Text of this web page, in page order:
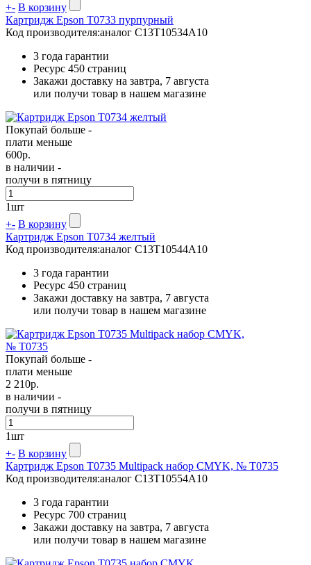
+- В корзину
Картридж Epson T0733 пурпурный
Код производителя:аналог C13T10534A10
3 года гарантии
Ресурс 450 страниц
Закажи доставку на завтра, 7 августа
или получи товар в нашем магазине
Покупай больше -
плати меньше
600р.
в наличии -
получи в пятницу
1шт
+- В корзину
Картридж Epson T0734 желтый
Код производителя:аналог C13T10544A10
3 года гарантии
Ресурс 450 страниц
Закажи доставку на завтра, 7 августа
или получи товар в нашем магазине
Покупай больше -
плати меньше
2 210р.
в наличии -
получи в пятницу
1шт
+- В корзину
Картридж Epson T0735 Multipack набор CMYK, № T0735
Код производителя:аналог C13T10554A10
3 года гарантии
Ресурс 700 страниц
Закажи доставку на завтра, 7 августа
или получи товар в нашем магазине